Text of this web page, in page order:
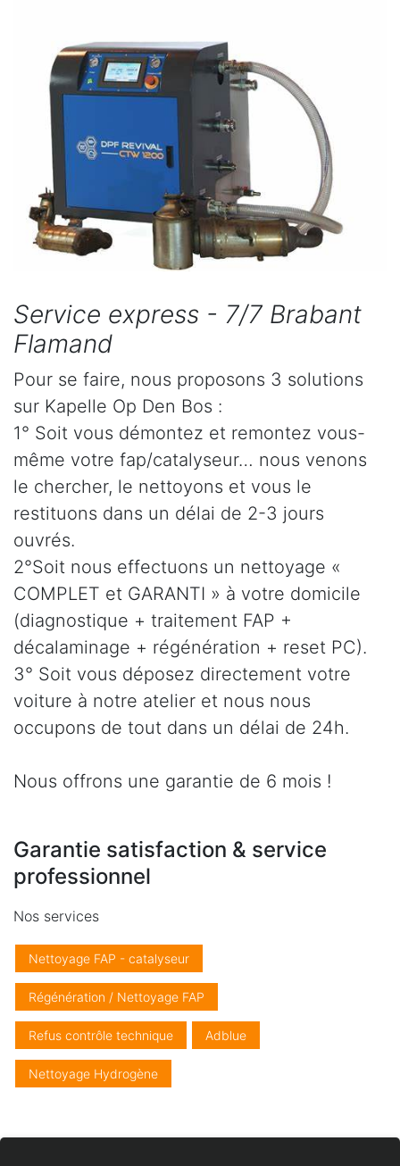
Service express - 7/7 Brabant
Flamand
Pour se faire, nous proposons 3 solutions
sur Kapelle Op Den Bos :
1° Soit vous démontez et remontez vous-
même votre fap/catalyseur… nous venons
le chercher, le nettoyons et vous le
restituons dans un délai de 2-3 jours
ouvrés.
2°Soit nous effectuons un nettoyage «
COMPLET et GARANTI » à votre domicile
(diagnostique + traitement FAP +
décalaminage + régénération + reset PC).
3° Soit vous déposez directement votre
voiture à notre atelier et nous nous
occupons de tout dans un délai de 24h.
Nous offrons une garantie de 6 mois !
Garantie satisfaction & service
professionnel
Nos services
Nettoyage FAP - catalyseur
Régénération / Nettoyage FAP
Refus contrôle technique Adblue
Nettoyage Hydrogène